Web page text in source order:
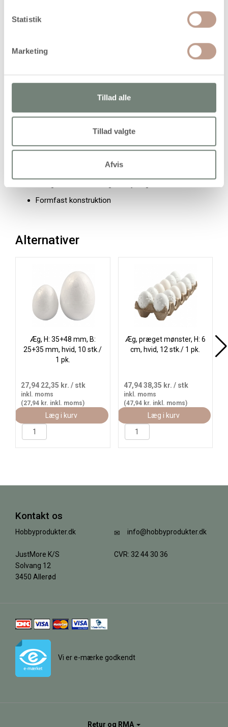
Statistik
Marketing
Tillad alle
Tillad valgte
Afvis
Materiale: Styropor
Højde: 7 cm
Vægt: Letvægts
Anvendelse: Dekoration og kreative projekter
Egenskaber
Stor pakke til fællesprojekter
Lav vægt og nem håndtering
Kan males og udsmykkes
Formfast konstruktion
Alternativer
Æg, H: 35+48 mm, B:
25+35 mm, hvid, 10 stk./
1 pk.
27,94 22,35 kr. / stk
inkl. moms
(27,94 kr. inkl. moms)
Læg i kurv
Æg, præget mønster, H: 6
cm, hvid, 12 stk./ 1 pk.
47,9438,35 kr. / stk
inkl. moms
(47,94 kr. inkl. moms)
Læg i kurv
Kontakt os
Hobbyprodukter.dk
JustMore K/S
Solvang 12
3450 Allerød
info@hobbyprodukter.dk
CVR: 32 44 30 36
Vi er e-mærke godkendt
Retur og RMA